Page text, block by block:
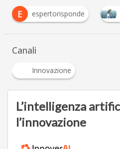
E
espertorisponde
Canali
Innovazione
L’intelligenza
l’innovazione